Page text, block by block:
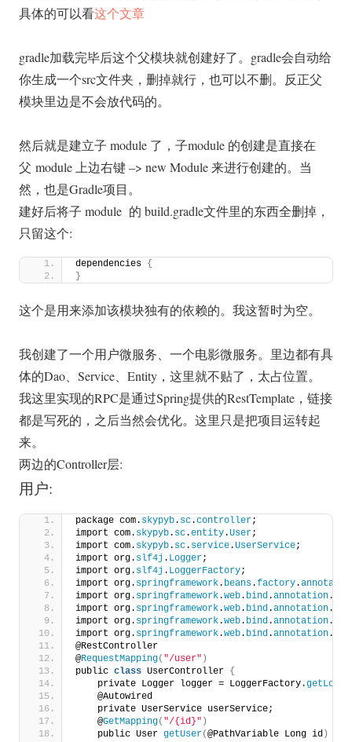
具体的可以看这个文章
gradle加载完毕后这个父模块就创建好了。gradle会自动给
你生成一个src文件夹，删掉就行，也可以不删。反正父
模块里边是不会放代码的。
然后就是建立子 module 了，子module 的创建是直接在
父 module 上边右键 –> new Module 来进行创建的。当
然，也是Gradle项目。
建好后将子 module 的 build.gradle文件里的东西全删掉，
只留这个:
dependencies {
}
这个是用来添加该模块独有的依赖的。我这暂时为空。
我创建了一个用户微服务、一个电影微服务。里边都有具
体的Dao、Service、Entity，这里就不贴了，太占位置。
我这里实现的RPC是通过Spring提供的RestTemplate，链接
都是写死的，之后当然会优化。这里只是把项目运转起
来。
两边的Controller层:
用户:
package com. skypyb. sc.controller;
import com. skypyb. sc.entity.User;
import com. skypyb. sc. service.UserService;
import org. slf4j . Logger;
import org. slf4j . LoggerFactory;
import org. springframework. beans.factory.
import org. springframework.web. bind.annotation.
import org. springframework.web. bind.annotation.
import org. springframework.web. bind.annotation.
import org. springframework.web. bind.annotation.
@RestController
@RequestMapping( "/user" )
public class UserController {
    private Logger logger = LoggerFactory.
    @Autowired
    private UserService userService;
    @
GetMapping( "/{id}" )
    public User
getUser(@PathVariable Long id )